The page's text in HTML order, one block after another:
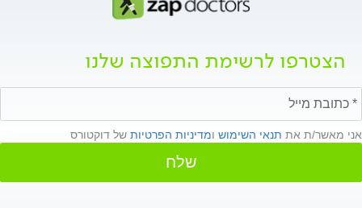
הצטרפו לרשימת התפוצה שלנו
אני מאשר/ת את תנאי השימוש ומדיניות הפרטיות של דוקטורס
שלח